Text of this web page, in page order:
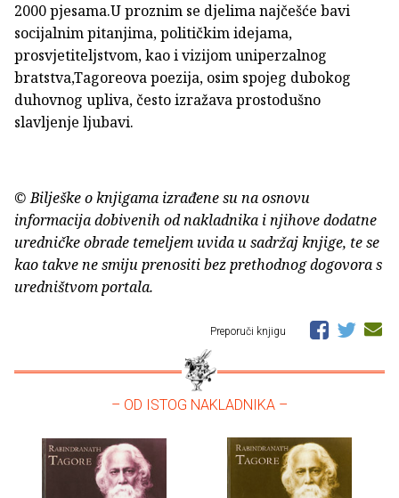
2000 pjesama.U proznim se djelima najčešće bavi
socijalnim pitanjima, političkim idejama,
prosvjetiteljstvom, kao i vizijom uniperzalnog
bratstva,Tagoreova poezija, osim spojeg dubokog
duhovnog upliva, često izražava prostodušno
slavljenje ljubavi.
© Bilješke o knjigama izrađene su na osnovu
informacija dobivenih od nakladnika i njihove dodatne
uredničke obrade temeljem uvida u sadržaj knjige, te se
kao takve ne smiju prenositi bez prethodnog dogovora s
uredništvom portala.
Preporuči knjigu
– OD ISTOG NAKLADNIKA –